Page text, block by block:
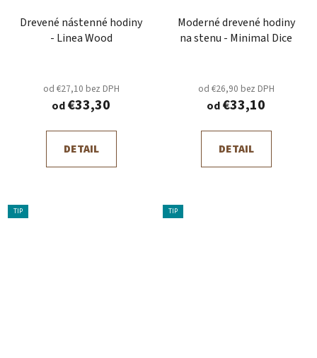
Drevené nástenné hodiny
- Linea Wood
od €27,10 bez DPH
od€33,30
DETAIL
Moderné drevené hodiny
na stenu - Minimal Dice
od €26,90 bez DPH
od€33,10
DETAIL
TIP TIP